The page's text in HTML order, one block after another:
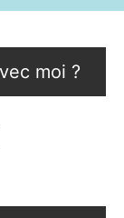
moi ?